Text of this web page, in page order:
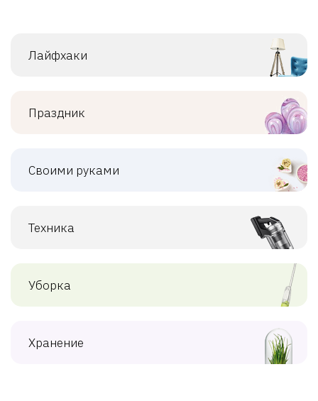
Лайфхаки
Праздник
Своими руками
Техника
Уборка
Хранение